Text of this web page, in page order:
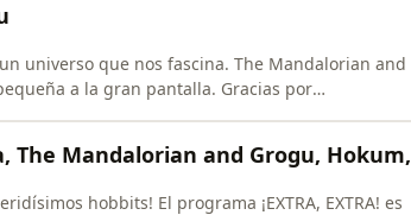
la gran pantalla. Gracias por
The Mandalorian and Grogu, Hokum,
¡EXTRA, EXTRA! es